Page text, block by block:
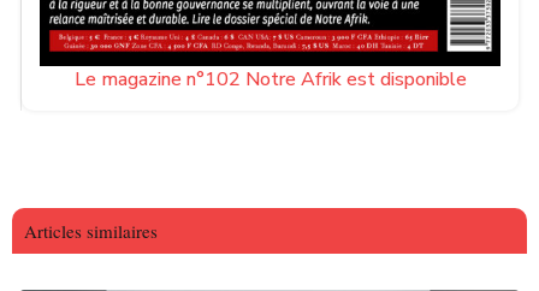
Le magazine n°102 Notre Afrik est disponible
Articles similaires